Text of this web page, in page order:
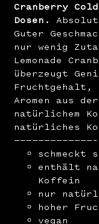
Cranberry
Dosen.
Guter
nur wenig
Lemonade
überzeugt
Aromen aus
natürlichem
natürliches
—————————————–
schmeckt
enthält
Koffein
nur
hoher
vegan